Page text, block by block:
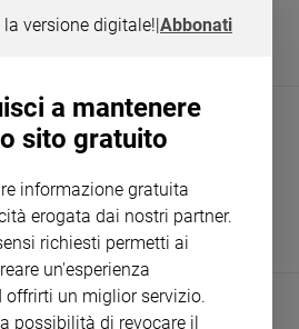
versione digitale!|Abbonati
a mantenere
sito gratuito
informazione gratuita
erogata dai nostri partner.
richiesti permetti ai
un'esperienza
offrirti un miglior servizio.
possibilità di revocare il